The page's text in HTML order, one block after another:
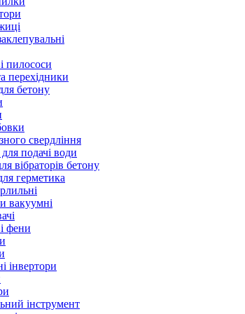
пилососи
перехідники
бетону
свердління
подачі води
вібраторів бетону
герметика
вакуумні
фени
інвертори
інструмент